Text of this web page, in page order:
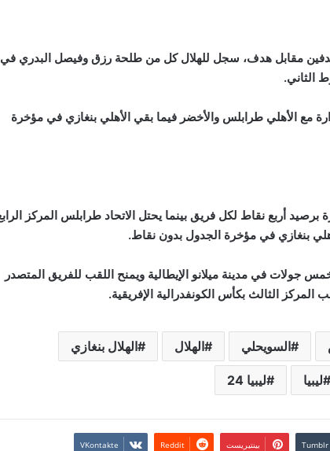
مقابل هدف، سجل للهلال كل من طلحة رزق وفيصل البدري في
الثاني.
مع الأهلي طرابلس والأخضر فيما بقي الأهلي بنغازي في مؤخرة
أربع نقاط لكل فريق بينما يحتل الاتحاد طرابلس المركز
بنغازي في مؤخرة الجدول بدون نقاط.
جولات في مدينة ميلانو الإيطالية ويمنح اللقب للفريق المتصدر
الثالث بكأس الكونفدرالية الإفريقية.
السويحلي الهلال الهلال بنغازي
ليبيا ليبيا 24
بينتيريست